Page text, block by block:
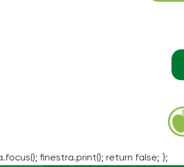
finestra.print(); return false; };